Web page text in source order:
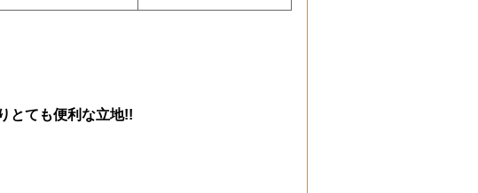
とても便利な立地!!